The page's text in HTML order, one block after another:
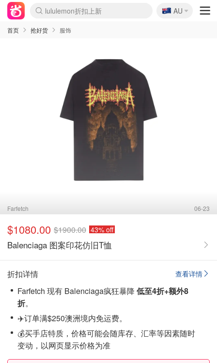
SSENSE年中2.5折
FreshBeauty好价汇总
Cettire降价+叠9折
WWS Coles超市实拍
viagogo二手票捡漏
Myer超级周末
The Outnet奢牌1折起
David Jones 3折起
Flannels大牌1折
Perfumes Club护肤1折
AMIRO面罩$251
Amazon折扣汇总
eToro入金$200送$50
Amazon数码好物
ICONIC本周7.5折
ThedoubleF高奢地板价
Moose Knuckles 6折
丝芙兰5折起
EUFY摄像头$98
Selenichast首饰2折
Trip机票酒店促销
YSL送5件彩妆礼
Amazon家居好物
Amazon美妆护肤
雅漾大喷$8
过敏原检测盒$33
伊索独家赠50ml沐浴露
科颜氏高保湿面霜$29
SEALIFE海洋馆门票6折
丝塔芙大白罐$16
订阅Newsletter送香薰
Cult Beauty 6.8折
Harrods圣诞日历$525
LN-CC奢牌私促3折
d'Alba空姐喷雾$16
EVE LOM套装£56
Bernardelli独家4折
Adore Beauty 6折起
CT圣诞日历
Mytheresa奢品2.7折
Luxury Escapes 9折
Currentbody美容仪$881
MOON Garden Live
Roborock扫地机$649
Tingo Life水杯$24
Valentino官网5折
CR洗护套装$23
修丽可4件套$159
Myer彩妆2件7折
GANNI官网4.5折
Stylevana韩妆4折
Tessabit高奢8.5折
OGX洗发水$11
Amazon阿德莱德次日达
卡诗8.5折+赠礼
Philips Hue灯具8折
🇦🇺
AU
首页 抢好货 服饰
Farfetch 06-23
$1080.00 $1900.00 43% off
Balenciaga 图案印花仿旧T恤
查看详情
折扣详情
Farfetch 现有 Balenciaga疯狂暴降 低至4折+额外8
折。
✈️订单满$250澳洲境内免运费。
💰买手店特质，价格可能会随库存、汇率等因素随时
变动，以网页显示价格为准